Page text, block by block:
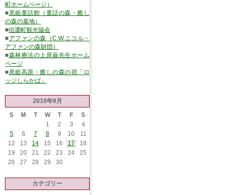
町ホームページ）
■黒姫童話館（童話の森・癒し
の森の基地）
■信濃町観光協会
■アファンの森（C.W.ニコル・
アファンの森財団）
■森林療法の上原巌先生ホーム
ページ
■黒姫高原・癒しの森の宿「ロ
ッジしらかば」
2010年9月
S
M T W T F
S
1
2 3
4
5
6 7 8 9 10
11
12
13 14 15 16 17
18
19
20 21 22 23 24
25
26
27 28 29 30
カテゴリー